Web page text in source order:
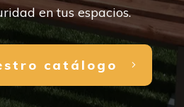
en tus espacios.
catálogo